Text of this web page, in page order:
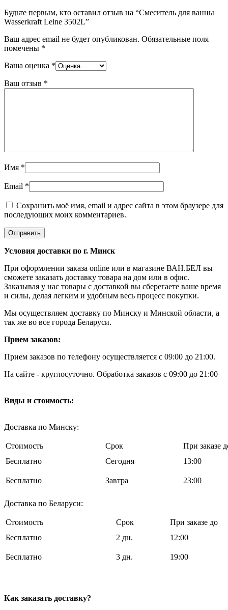
Будьте первым, кто оставил отзыв на “Смеситель для ванны
Wasserkraft Leine 3502L”
Ваш адрес email не будет опубликован. Обязательные поля
помечены *
Ваша оценка *
Ваш отзыв *
Имя *
Email *
Сохранить моё имя, email и адрес сайта в этом браузере для
последующих моих комментариев.
Условия доставки по г. Минск
При оформлении заказа online или в магазине ВАН.БЕЛ вы
сможете заказать доставку товара на дом или в офис.
Заказывая у нас товары с доставкой вы сберегаете ваше время
и силы, делая легким и удобным весь процесс покупки.
Мы осуществляем доставку по Минску и Минской области, а
так же во все города Беларуси.
Прием заказов:
Прием заказов по телефону осуществляется с 09:00 до 21:00.
На сайте - круглосуточно. Обработка заказов с 09:00 до 21:00
Виды и стоимость:
Доставка по Минску:
Стоимость Срок
При заказе
Бесплатно
Cегодня 13:00
Бесплатно Завтра 23:00
Доставка по Беларуси:
Стоимость Срок
При заказе до
Бесплатно
2 дн. 12:00
Бесплатно 3 дн. 19:00
Как заказать доставку?